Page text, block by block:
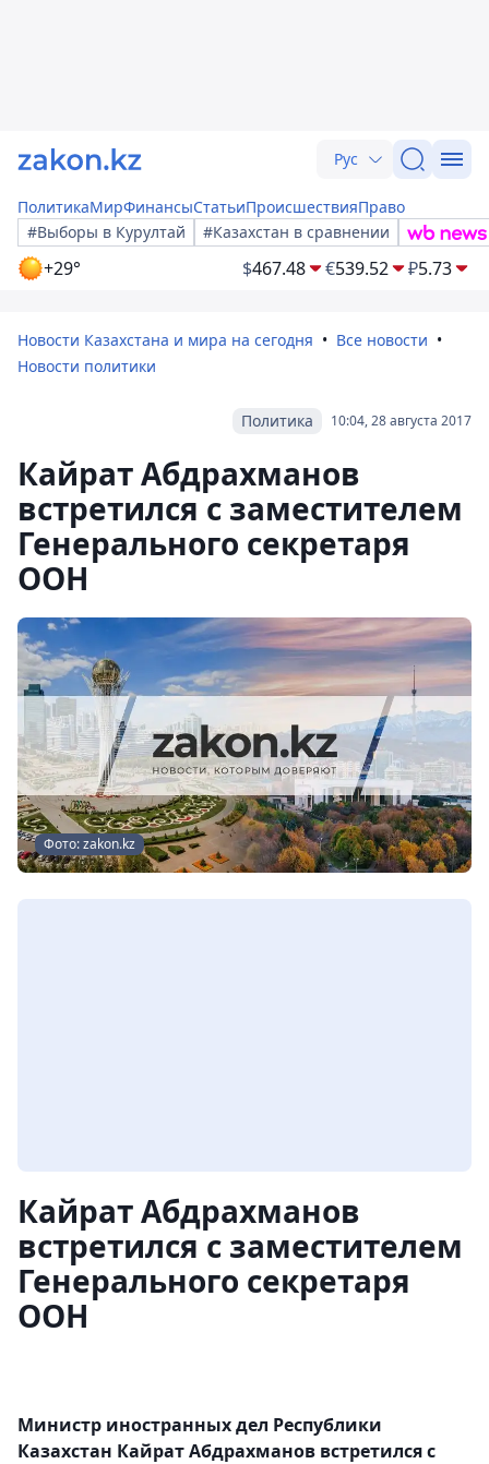
Рус
ПолитикаМирФинансыСтатьиПроисшествияПраво
#Выборы в Курултай
#Казахстан в сравнении
+29° $467.48 €539.52 ₽5.73
Новости Казахстана и мира на сегодня
Все новости
Новости политики
10:04, 28 августа 2017
Политика
Кайрат Абдрахманов
встретился с заместителем
Генерального секретаря
ООН
Фото: zakon.kz
Кайрат Абдрахманов
встретился с заместителем
Генерального секретаря
ООН
Министр иностранных дел Республики
Казахстан Кайрат Абдрахманов встретился с